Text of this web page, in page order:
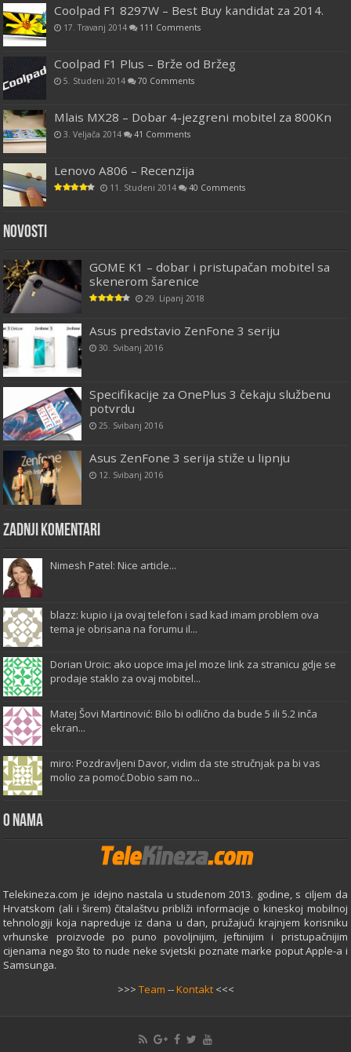
Coolpad F1 8297W – Best Buy kandidat za 2014.
17. Travanj 2014 111 Comments
Coolpad F1 Plus – Brže od Bržeg
5. Studeni 2014 70 Comments
Mlais MX28 – Dobar 4-jezgreni mobitel za 800Kn
3. Veljača 2014 41 Comments
Lenovo A806 – Recenzija
11. Studeni 2014 40 Comments
Novosti
GOME K1 – dobar i pristupačan mobitel sa
skenerom šarenice
29. Lipanj 2018
Asus predstavio ZenFone 3 seriju
30. Svibanj 2016
Specifikacije za OnePlus 3 čekaju službenu
potvrdu
25. Svibanj 2016
Asus ZenFone 3 serija stiže u lipnju
12. Svibanj 2016
Zadnji komentari
Nimesh Patel: Nice article...
blazz: kupio i ja ovaj telefon i sad kad imam problem ova
tema je obrisana na forumu il...
Dorian Uroic: ako uopce ima jel moze link za stranicu gdje se
prodaje staklo za ovaj mobitel...
Matej Šovi Martinović: Bilo bi odlično da bude 5 ili 5.2 inča
ekran...
miro: Pozdravljeni Davor, vidim da ste stručnjak pa bi vas
molio za pomoć.Dobio sam no...
O Nama
Telekineza.com je idejno nastala u studenom 2013. godine, s ciljem da
Hrvatskom (ali i širem) čitalaštvu približi informacije o kineskoj mobilnoj
tehnologiji koja napreduje iz dana u dan, pružajući krajnjem korisniku
vrhunske proizvode po puno povoljnijim, jeftinijim i pristupačnijim
cijenama nego što to nude neke svjetski poznate marke poput Apple-a i
Samsunga.
>>> Team --Kontakt<<<